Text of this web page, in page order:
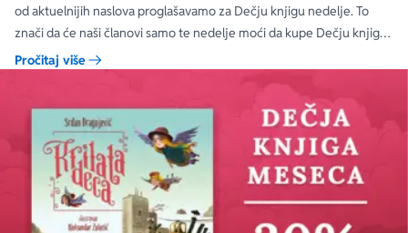
od aktuelnijih naslova proglašavamo za Dečju knjigu nedelje. To
znači da će naši članovi samo te nedelje moći da kupe Dečju knjigu
nedelje sa specijalnim DODATNIM popustom od 30%.
Pročitaj više